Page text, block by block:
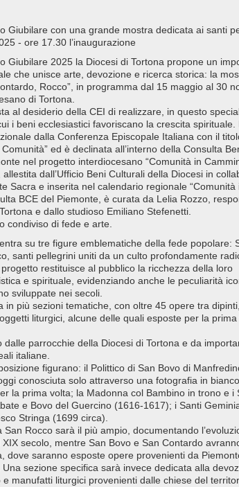
Giubilare con una grande mostra dedicata ai santi
- ore 17.30 l’inaugurazione
Giubilare 2025 la Diocesi di Tortona propone un
che unisce arte, devozione e ricerca storica: la
Rocco”, in programma dal 15 maggio al 30
di Tortona.
al desiderio della CEI di realizzare, in questo
i beni ecclesiastici favoriscano la crescita spirituale.
dalla Conferenza Episcopale Italiana con il
Comunità” ed è declinata all’interno della Consulta
nel progetto interdiocesano “Comunità in
dall’Ufficio Beni Culturali della Diocesi in
Sacra e inserita nel calendario regionale “Comunità
BCE del Piemonte, è curata da Lelia Rozzo,
e dallo studioso Emiliano Stefenetti.
condiviso di fede e arte.
su tre figure emblematiche della fede popolare:
santi pellegrini uniti da un culto profondamente
restituisce al pubblico la ricchezza della loro
e spirituale, evidenziando anche le peculiarità
sviluppate nei secoli.
in più sezioni tematiche, con oltre 45 opere tra
liturgici, alcune delle quali esposte per la
dalle parrocchie della Diocesi di Tortona e da
italiane.
figurano: il Polittico di San Bovo di
conosciuta solo attraverso una fotografia in
la prima volta; la Madonna col Bambino in trono e i
e Bovo del Guercino (1616-1617); i Santi
Stringa (1699 circa).
San Rocco sarà il più ampio, documentando
secolo, mentre San Bovo e San Contardo
dove saranno esposte opere provenienti da
sezione specifica sarà invece dedicata alla
manufatti liturgici provenienti dalle chiese del